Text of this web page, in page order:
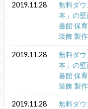
2019.11.28
無料ダ
本」の壁
書館 保
装飾 製作
2019.11.28
無料ダ
本」の壁
書館 保
装飾 製作
2019.11.28
無料ダ